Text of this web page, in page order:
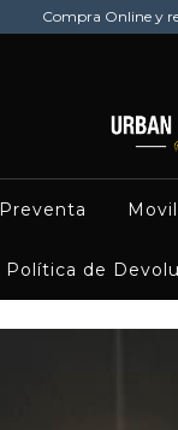
Compra Online y
Preventa
Política de